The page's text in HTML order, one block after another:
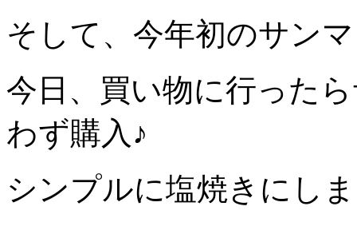
そして、今年初のサン
今日、買い物に行った
わず購入♪
シンプルに塩焼きにし